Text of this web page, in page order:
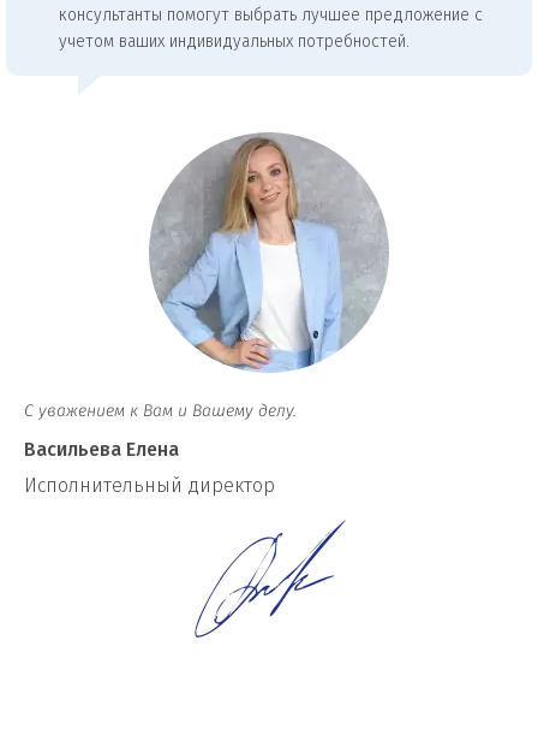
консультанты помогут выбрать лучшее предложение с
учетом ваших индивидуальных потребностей.
С уважением к Вам и Вашему делу.
Васильева Елена
И сполнительный директор